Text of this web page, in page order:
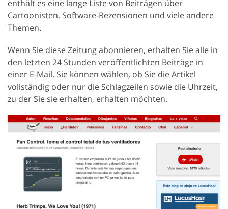
enthält es eine lange Liste von Beiträgen über
Cartoonisten, Software-Rezensionen und viele andere
Themen.
Wenn Sie diese Zeitung abonnieren, erhalten Sie alle in
den letzten 24 Stunden veröffentlichten Beiträge in
einer E-Mail. Sie können wählen, ob Sie die Artikel
vollständig oder nur die Schlagzeilen sowie die Uhrzeit,
zu der Sie sie erhalten, erhalten möchten.